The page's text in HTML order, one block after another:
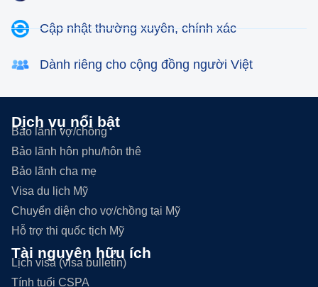
Cập nhật thường xuyên, chính xác
Dành riêng cho cộng đồng người Việt
Dịch vụ nổi bật
Bảo lãnh vợ/chồng
Bảo lãnh hôn phu/hôn thê
Bảo lãnh cha mẹ
Visa du lịch Mỹ
Chuyển diện cho vợ/chồng tại Mỹ
Hỗ trợ thi quốc tịch Mỹ
Tài nguyên hữu ích
Lịch visa (visa bulletin)
Tính tuổi CSPA